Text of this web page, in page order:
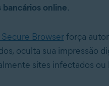
bancários online.
Secure Browserforça
oculta sua impressão
sites infectados ou